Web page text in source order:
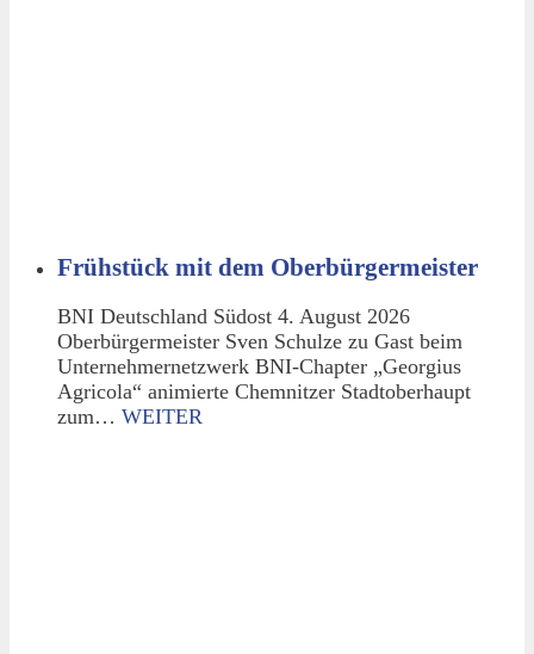
Frühstück mit dem Oberbürgermeister
BNI Deutschland Südost 4. August 2026
Oberbürgermeister Sven Schulze zu Gast beim
Unternehmernetzwerk BNI-Chapter „Georgius
Agricola“ animierte Chemnitzer Stadtoberhaupt
zum… WEITER